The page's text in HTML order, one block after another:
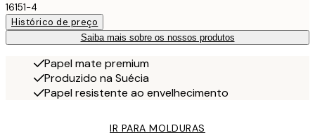
16151-4
Histórico de preço
Saiba mais sobre os nossos produtos
Papel mate premium
Produzido na Suécia
Papel resistente ao envelhecimento
IR PARA MOLDURAS